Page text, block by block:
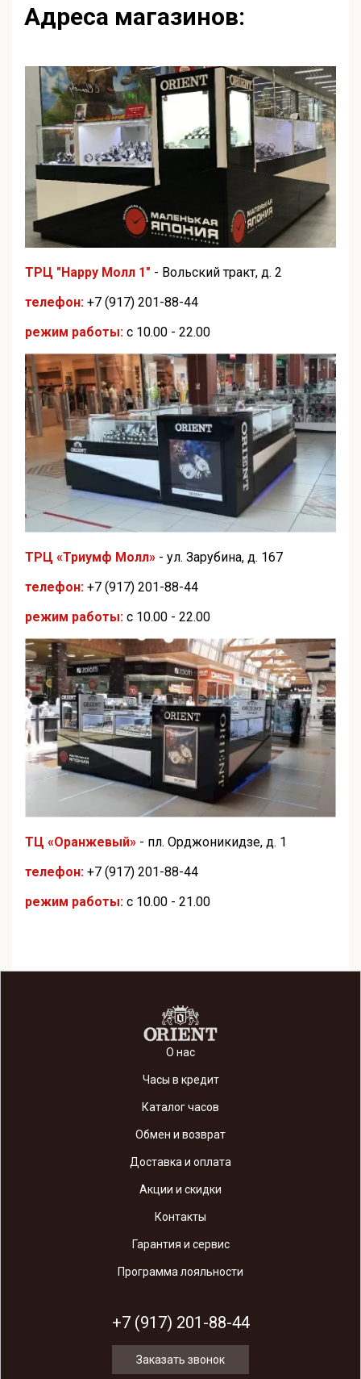
Адреса магазинов:
ТРЦ "Happy Молл 1" - Вольский тракт, д. 2
телефон: +7 (917) 201-88-44
режим работы: с 10.00 - 22.00
ТРЦ «Триумф Молл» - ул. Зарубина, д. 167
телефон: +7 (917) 201-88-44
режим работы: с 10.00 - 22.00
ТЦ «Оранжевый» - пл. Орджоникидзе, д. 1
телефон: +7 (917) 201-88-44
режим работы: с 10.00 - 21.00
О нас
Часы в кредит
Каталог часов
Обмен и возврат
Доставка и оплата
Акции и скидки
Контакты
Гарантия и сервис
Программа лояльности
+7 (917) 201-88-44
Заказать звонок